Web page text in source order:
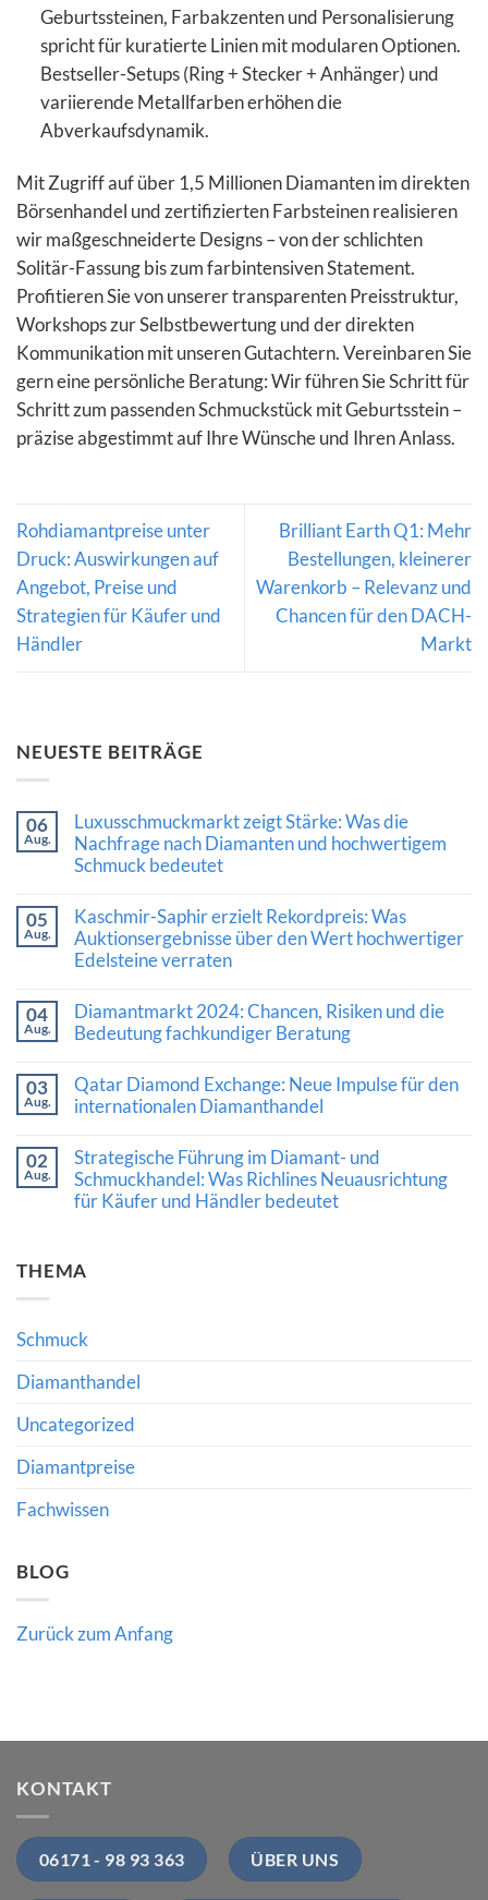
Geburtssteinen, Farbakzenten und Personalisierung
spricht für kuratierte Linien mit modularen Optionen.
Bestseller-Setups (Ring + Stecker + Anhänger) und
variierende Metallfarben erhöhen die
Abverkaufsdynamik.
Mit Zugriff auf über 1,5 Millionen Diamanten im direkten
Börsenhandel und zertifizierten Farbsteinen realisieren
wir maßgeschneiderte Designs – von der schlichten
Solitär-Fassung bis zum farbintensiven Statement.
Profitieren Sie von unserer transparenten Preisstruktur,
Workshops zur Selbstbewertung und der direkten
Kommunikation mit unseren Gutachtern. Vereinbaren Sie
gern eine persönliche Beratung: Wir führen Sie Schritt für
Schritt zum passenden Schmuckstück mit Geburtsstein –
präzise abgestimmt auf Ihre Wünsche und Ihren Anlass.
Rohdiamantpreise unter
Druck: Auswirkungen auf
Angebot, Preise und
Strategien für Käufer und
Händler
Brilliant Earth Q1: Mehr
Bestellungen, kleinerer
Warenkorb – Relevanz und
Chancen für den DACH-
Markt
NEUESTE BEITRÄGE
06
Aug.
Luxusschmuckmarkt zeigt Stärke: Was die
Nachfrage nach Diamanten und hochwertigem
Schmuck bedeutet
zu
Luxusschmuckmarkt
zeigt
Stärke:
Nachfrage
nach
Diamanten
Schmuck
bedeutet
05
Aug.
Kaschmir-Saphir erzielt Rekordpreis: Was
Auktionsergebnisse über den Wert hochwertiger
Edelsteine verraten
zu
Kaschmir-
Saphir
Rekordpreis:
Was
Auktionsergebnisse
Wert
hochwertiger
Edelsteine
verraten
04
Aug.
Diamantmarkt 2024: Chancen, Risiken und die
Bedeutung fachkundiger Beratung
zu
Diamantmarkt
2024:
Risiken
und
die
Bedeutung
fachkundiger
03
Aug.
Qatar Diamond Exchange: Neue Impulse für den
internationalen Diamanthandel
zu
Qatar
Diamond
Exchange:
den
internationalen
02
Aug.
Strategische Führung im Diamant- und
Schmuckhandel: Was Richlines Neuausrichtung
für Käufer und Händler bedeutet
Strategische
und
Schmuckhandel:
Richlines
Neuausrichtung
Käufer
und
bedeutet
THEMA
Schmuck
Diamanthandel
Uncategorized
Diamantpreise
Fachwissen
BLOG
Zurück zum Anfang
KONTAKT
06171 - 98 93 363 ÜBER UNS